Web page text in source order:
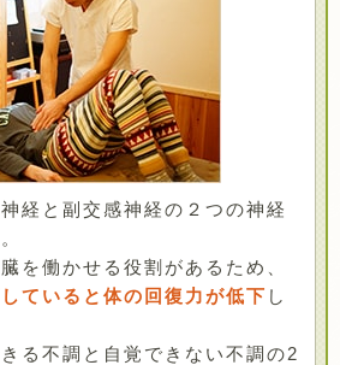
経と副交感神経の２つの神経
を働かせる役割があるため、
ていると体の回復力が低下 し
る不調と自覚できない不調の2